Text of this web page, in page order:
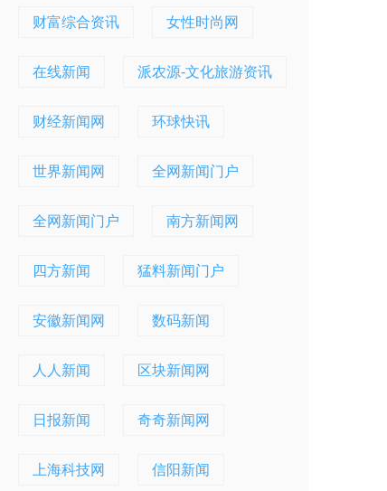
财富综合资讯 女性时尚网
在线新闻 派农源-文化旅游资讯
财经新闻网 环球快讯
世界新闻网 全网新闻门户
全网新闻门户 南方新闻网
四方新闻 猛料新闻门户
安徽新闻网 数码新闻
人人新闻 区块新闻网
日报新闻 奇奇新闻网
上海科技网 信阳新闻